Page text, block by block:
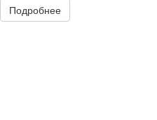
Подробнее